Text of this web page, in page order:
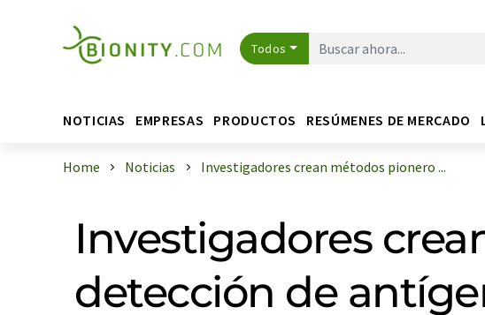
Todos
NOTICIAS EMPRESAS PRODUCTOS RESÚMENES DE MERCADO
Home Noticias Investigadores crean métodos pionero ...
Investigadores
detección de